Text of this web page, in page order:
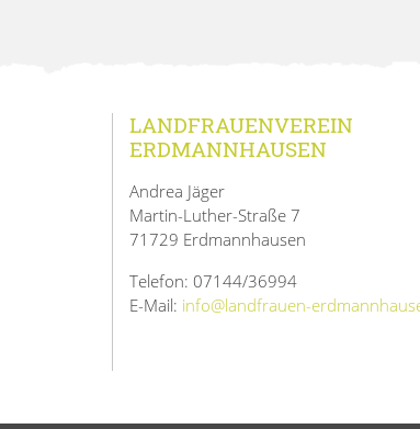
LANDFRAUENVEREIN
ERDMANNHAUSEN
Andrea Jäger
Martin-Luther-Straße 7
71729 Erdmannhausen
Telefon: 07144/36994
E-Mail: info@landfrauen-